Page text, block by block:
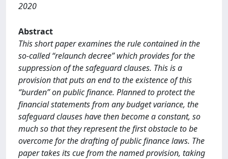
2020
Abstract
This short paper examines the rule contained in the
so-called “relaunch decree” which provides for the
suppression of the safeguard clauses. This is a
provision that puts an end to the existence of this
“burden” on public finance. Planned to protect the
financial statements from any budget variance, the
safeguard clauses have then become a constant, so
much so that they represent the first obstacle to be
overcome for the drafting of public finance laws. The
paper takes its cue from the named provision, taking